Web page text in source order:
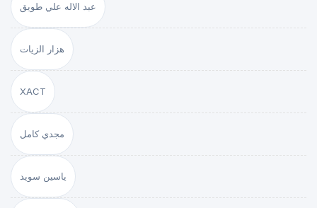
عبد الاله علي طويق
هزار الزيات
XACT
مجدي كامل
ياسين سويد